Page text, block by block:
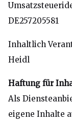
DE257205581
Inhaltlich
Heidl
Haftung für
Als
eigene Inhalte